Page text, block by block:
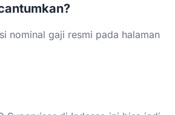
nominal gaji resmi pada halaman